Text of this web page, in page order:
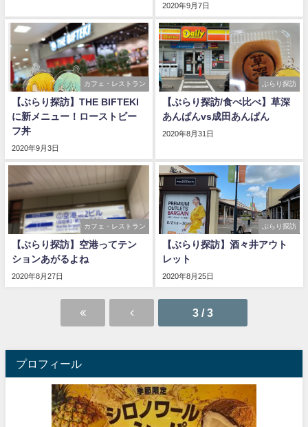
2020年9月7日
カフェ・レストラン
【ぶらり探訪】THE BIFTEKI
に新メニュー！ローストビー
フ丼
2020年9月3日
ぶらり探訪
【ぶらり探訪/食べ比べ】草深
あんぱんvs成田あんぱん
2020年8月31日
カフェ・レストラン
【ぶらり探訪】空港ってテン
ションあがるよね
2020年8月27日
ぶらり探訪
【ぶらり探訪】酒々井アウト
レット
2020年8月25日
3 / 3
プロフィール